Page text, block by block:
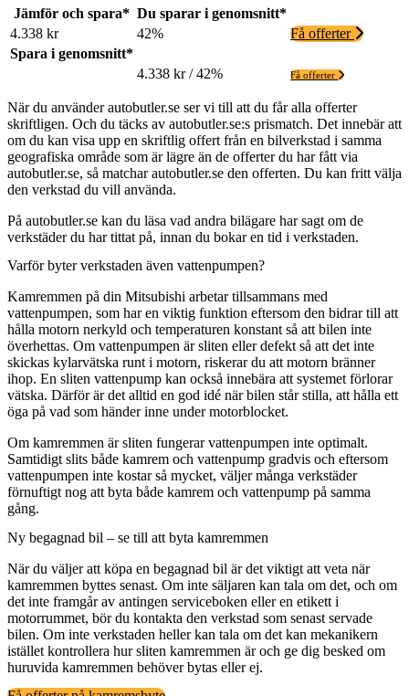
Jämför och spara* Du sparar i genomsnitt*
4.338 kr
42%
Få offerter
Spara i genomsnitt*
4.338 kr / 42%
Få offerter
När du använder autobutler.se ser vi till att du får alla offerter
skriftligen. Och du täcks av autobutler.se:s prismatch. Det innebär att
om du kan visa upp en skriftlig offert från en bilverkstad i samma
geografiska område som är lägre än de offerter du har fått via
autobutler.se, så matchar autobutler.se den offerten. Du kan fritt välja
den verkstad du vill använda.
På autobutler.se kan du läsa vad andra bilägare har sagt om de
verkstäder du har tittat på, innan du bokar en tid i verkstaden.
Varför byter verkstaden även vattenpumpen?
Kamremmen på din Mitsubishi arbetar tillsammans med
vattenpumpen, som har en viktig funktion eftersom den bidrar till att
hålla motorn nerkyld och temperaturen konstant så att bilen inte
överhettas. Om vattenpumpen är sliten eller defekt så att det inte
skickas kylarvätska runt i motorn, riskerar du att motorn bränner
ihop. En sliten vattenpump kan också innebära att systemet förlorar
vätska. Därför är det alltid en god idé när bilen står stilla, att hålla ett
öga på vad som händer inne under motorblocket.
Om kamremmen är sliten fungerar vattenpumpen inte optimalt.
Samtidigt slits både kamrem och vattenpump gradvis och eftersom
vattenpumpen inte kostar så mycket, väljer många verkstäder
förnuftigt nog att byta både kamrem och vattenpump på samma
gång.
Ny begagnad bil – se till att byta kamremmen
När du väljer att köpa en begagnad bil är det viktigt att veta när
kamremmen byttes senast. Om inte säljaren kan tala om det, och om
det inte framgår av antingen serviceboken eller en etikett i
motorrummet, bör du kontakta den verkstad som senast servade
bilen. Om inte verkstaden heller kan tala om det kan mekanikern
istället kontrollera hur sliten kamremmen är och ge dig besked om
huruvida kamremmen behöver bytas eller ej.